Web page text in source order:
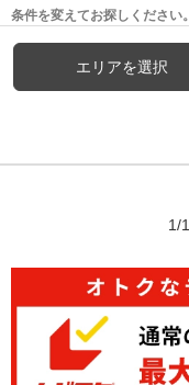
条件を変えてお探しください。
エリアを選択
1/1